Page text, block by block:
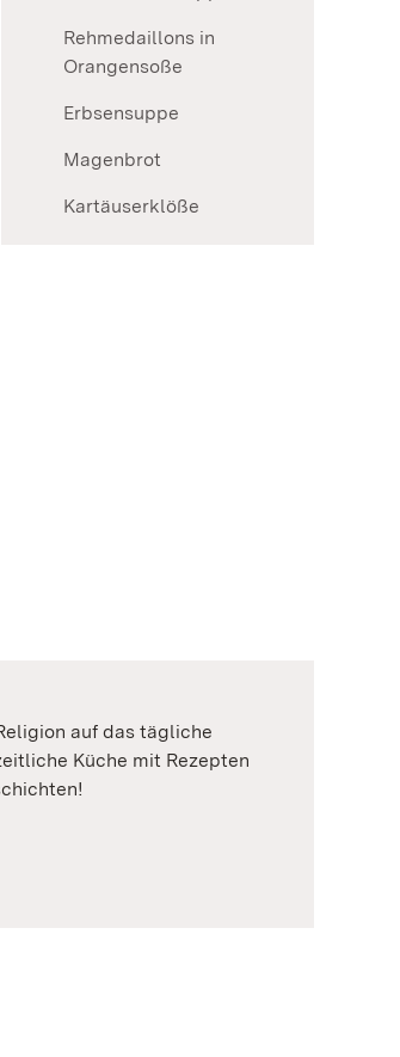
Rehmedaillons in
Orangensoße
Erbsensuppe
Magenbrot
Kartäuserklöße
auf das tägliche
Küche mit Rezepten